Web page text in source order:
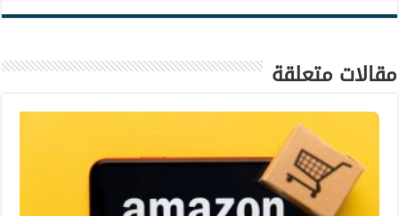
مقالات متعلقة